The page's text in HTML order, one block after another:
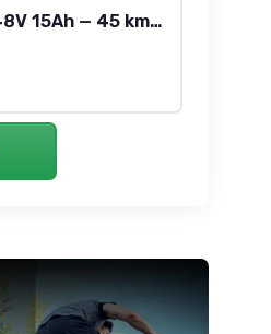
J01 Trottinette Électrique Adulte 48V 15Ah — 45 km, 10 pouces Tout-Terrain Pliable